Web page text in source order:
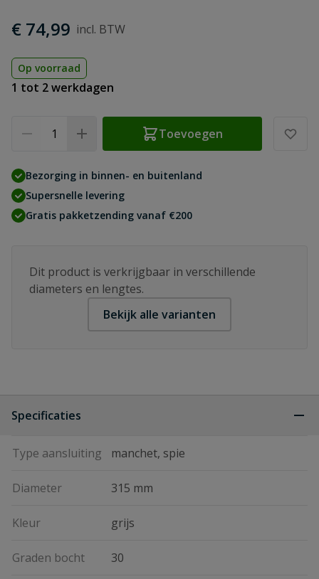
€ 74,99
Op voorraad
1 tot 2 werkdagen
Toevoegen
Bezorging in binnen- en buitenland
Supersnelle levering
Gratis pakketzending vanaf €200
Dit product is verkrijgbaar in verschillende
diameters en lengtes.
Bekijk alle varianten
Specificaties
Type aansluiting manchet, spie
Diameter 315 mm
Kleur grijs
Graden bocht 30